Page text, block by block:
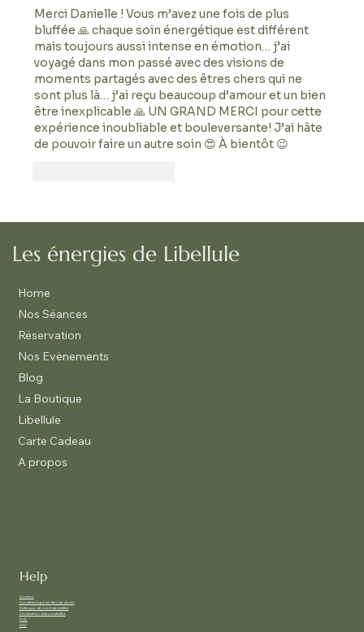
Merci Danielle ! Vous m’avez une fois de plus
bluffée 🙏 chaque soin énergétique est différent
mais toujours aussi intense en émotion… j’ai
voyagé dans mon passé avec des visions de
moments partagés avec des êtres chers qui ne
sont plus là… j’ai reçu beaucoup d’amour et un bien
être inexplicable 🙏 UN GRAND MERCI pour cette
expérience inoubliable et bouleversante! J’ai hâte
de pouvoir faire un autre soin 😍 À bientôt 😉
Les énergies de Libellule
Home
Nos Séances
Réservation
Nos Evènements
Blog
La Boutique
Libellule
Carte Cadeau
A propos
Help
Contact
Conditions générales de vente
Politique de confidentialité
Déclaration d'accessibilité
FAQ
CGV